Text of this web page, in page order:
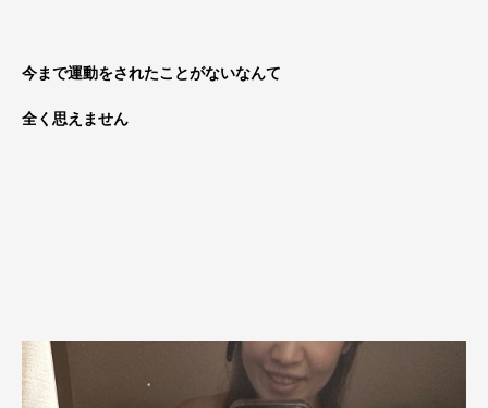
今まで運動をされたことがないなんて
全く思えません